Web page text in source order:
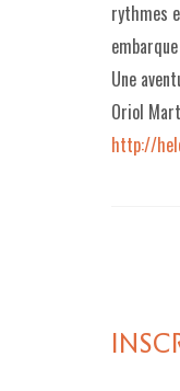
rythmes
Une
Oriol
http://